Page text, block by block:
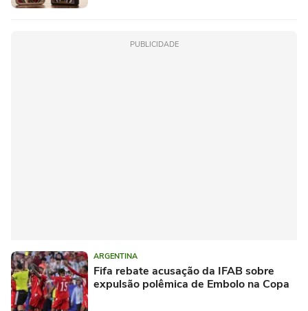
PUBLICIDADE
ARGENTINA
Fifa rebate acusação da IFAB sobre
expulsão polêmica de Embolo na Copa